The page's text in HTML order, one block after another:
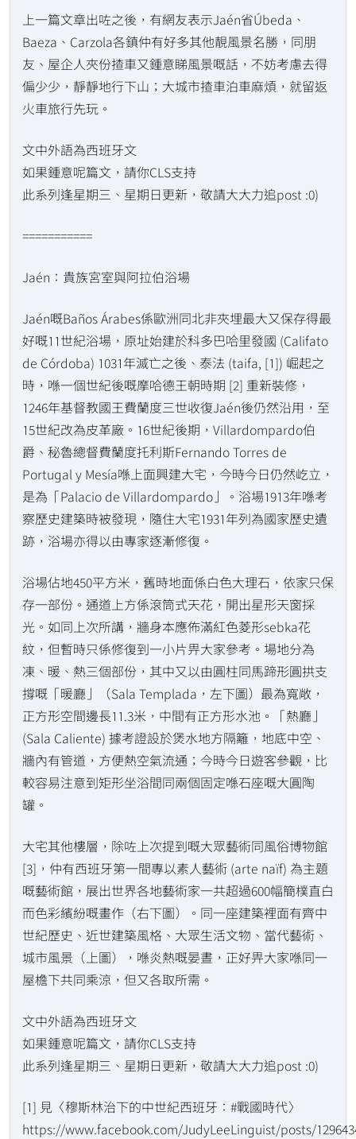
上一篇文章出咗之後，有網友表示Jaén省Úbeda、
Baeza、Carzola各鎮仲有好多其他靚風景名勝，同朋
友、屋企人夾份揸車又鍾意睇風景嘅話，不妨考慮去得
偏少少，靜靜地行下山；大城市揸車泊車麻煩，就留返
火車旅行先玩。
文中外語為西班牙文
如果鍾意呢篇文，請你CLS支持
此系列逢星期三、星期日更新，敬請大大力追post :0)
===========
Jaén：貴族宮室與阿拉伯浴場
Jaén嘅Baños Árabes係歐洲同北非夾埋最大又保存得最
好嘅11世紀浴場，原址始建於科多巴哈里發國 (Califato
de Córdoba) 1031年滅亡之後、泰法 (taifa, [1]) 崛起之
時，喺一個世紀後嘅摩哈德王朝時期 [2] 重新裝修，
1246年基督教國王費蘭度三世收復Jaén後仍然沿用，至
15世紀改為皮革廠。16世紀後期，Villardompardo伯
爵、秘魯總督費蘭度托利斯Fernando Torres de
Portugal y Mesía喺上面興建大宅，今時今日仍然屹立，
是為「Palacio de Villardompardo」。浴場1913年喺考
察歷史建築時被發現，隨住大宅1931年列為國家歷史遺
跡，浴場亦得以由專家逐漸修復。
浴場佔地450平方米，舊時地面係白色大理石，依家只保
存一部份。通道上方係滾筒式天花，開出星形天窗採
光。如同上次所講，牆身本應佈滿紅色菱形sebka花
紋，但暫時只係修復到一小片畀大家參考。場地分為
凍、暖、熱三個部份，其中又以由圓柱同馬蹄形圓拱支
撐嘅「暖廳」（Sala Templada，左下圖）最為寬敞，
正方形空間邊長11.3米，中間有正方形水池。「熱廳」
(Sala Caliente) 據考證設於煲水地方隔籬，地底中空、
牆內有管道，方便熱空氣流通；今時今日遊客參觀，比
較容易注意到矩形坐浴間同兩個固定喺石座嘅大圓陶
罐。
大宅其他樓層，除咗上次提到嘅大眾藝術同風俗博物館
[3]，仲有西班牙第一間專以素人藝術 (arte naïf) 為主題
嘅藝術館，展出世界各地藝術家一共超過600幅簡樸直白
而色彩繽紛嘅畫作（右下圖）。同一座建築裡面有齊中
世紀歷史、近世建築風格、大眾生活文物、當代藝術、
城市風景（上圖），喺炎熱嘅晏晝，正好畀大家喺同一
屋檐下共同乘涼，但又各取所需。
文中外語為西班牙文
如果鍾意呢篇文，請你CLS支持
此系列逢星期三、星期日更新，敬請大大力追post :0)
[1] 見〈穆斯林治下的中世紀西班牙：#戰國時代〉
https://www.facebook.com/JudyLeeLinguist/posts/